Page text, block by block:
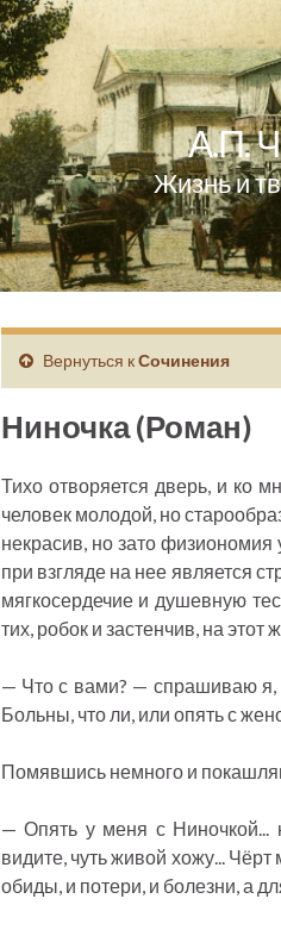
А.П.
Жизнь и
Вернуться кСочинения
Ниночка (Роман)
Тихо отворяется дверь, и ко
человек молодой, но
некрасив, но зато физиономия
при взгляде на нее является
мягкосердечие и душевную
тих, робок и застенчив, на
— Что с вами? — спрашиваю я,
Больны, что ли, или опять с
Помявшись немного и
— Опять у меня с Ниночкой...
видите, чуть живой хожу...
обиды, и потери, и болезни, а